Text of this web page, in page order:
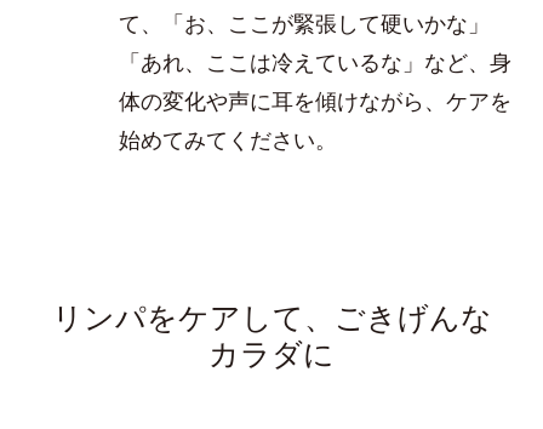
て、「お、ここが緊張して硬いかな」
「あれ、ここは冷えているな」など、身
体の変化や声に耳を傾けながら、ケアを
始めてみてください。
リンパをケアして、ごきげんな
カラダに